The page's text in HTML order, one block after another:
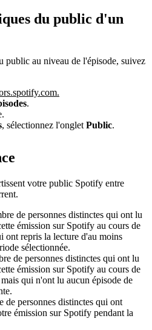
du public d'un
public au niveau de l'épisode, suivez
.
, sélectionnez l'onglet Public.
votre public Spotify entre
de personnes distinctes qui ont lu
émission sur Spotify au cours de
ont repris la lecture d'au moins
sélectionnée.
de personnes distinctes qui ont lu
émission sur Spotify au cours de
qui n'ont lu aucun épisode de
de personnes distinctes qui ont
émission sur Spotify pendant la